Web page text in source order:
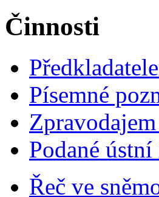
Činnosti
Písemné
Podané
Řeč ve